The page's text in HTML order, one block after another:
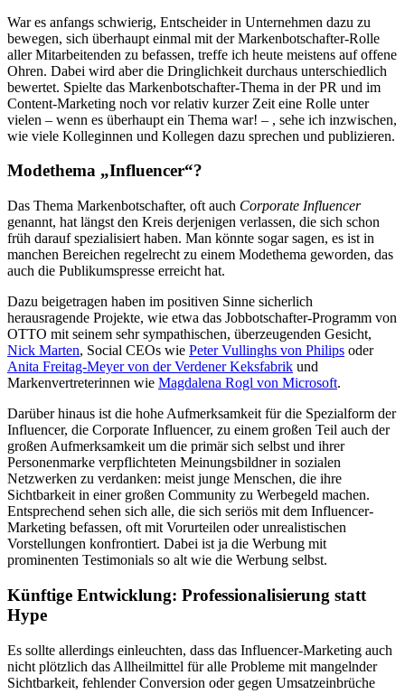
War es anfangs schwierig, Entscheider in Unternehmen dazu zu
bewegen, sich überhaupt einmal mit der Markenbotschafter-Rolle
aller Mitarbeitenden zu befassen, treffe ich heute meistens auf offene
Ohren. Dabei wird aber die Dringlichkeit durchaus unterschiedlich
bewertet. Spielte das Markenbotschafter-Thema in der PR und im
Content-Marketing noch vor relativ kurzer Zeit eine Rolle unter
vielen – wenn es überhaupt ein Thema war! – , sehe ich inzwischen,
wie viele Kolleginnen und Kollegen dazu sprechen und publizieren.
Modethema „Influencer“?
Das Thema Markenbotschafter, oft auch Corporate Influencer
genannt, hat längst den Kreis derjenigen verlassen, die sich schon
früh darauf spezialisiert haben. Man könnte sogar sagen, es ist in
manchen Bereichen regelrecht zu einem Modethema geworden, das
auch die Publikumspresse erreicht hat.
Dazu beigetragen haben im positiven Sinne sicherlich
herausragende Projekte, wie etwa das Jobbotschafter-Programm von
OTTO mit seinem sehr sympathischen, überzeugenden Gesicht,
Nick Marten, Social CEOs wie Peter Vullinghs von Philips oder
Anita Freitag-Meyer von der Verdener Keksfabrik und
Markenvertreterinnen wie Magdalena Rogl von Microsoft.
Darüber hinaus ist die hohe Aufmerksamkeit für die Spezialform der
Influencer, die Corporate Influencer, zu einem großen Teil auch der
großen Aufmerksamkeit um die primär sich selbst und ihrer
Personenmarke verpflichteten Meinungsbildner in sozialen
Netzwerken zu verdanken: meist junge Menschen, die ihre
Sichtbarkeit in einer großen Community zu Werbegeld machen.
Entsprechend sehen sich alle, die sich seriös mit dem Influencer-
Marketing befassen, oft mit Vorurteilen oder unrealistischen
Vorstellungen konfrontiert. Dabei ist ja die Werbung mit
prominenten Testimonials so alt wie die Werbung selbst.
Künftige Entwicklung: Professionalisierung statt
Hype
Es sollte allerdings einleuchten, dass das Influencer-Marketing auch
nicht plötzlich das Allheilmittel für alle Probleme mit mangelnder
Sichtbarkeit, fehlender Conversion oder gegen Umsatzeinbrüche